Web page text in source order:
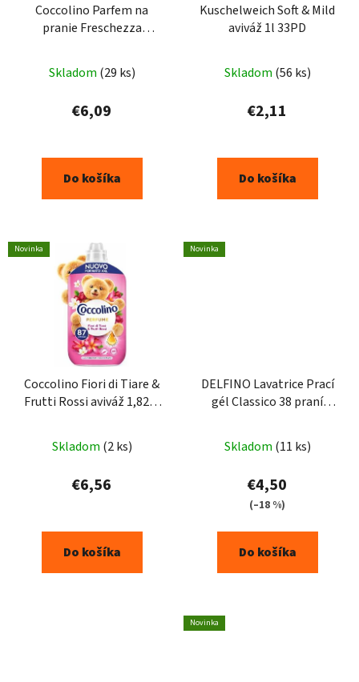
Coccolino Parfem na
pranie Freschezza
Skladom (29 ks)
€6,09
Do košíka
Kuschelweich Soft & Mild
aviváž 1l 33PD
Skladom (56 ks)
€2,11
Do košíka
Novinka
Coccolino Fiori di Tiare &
Frutti Rossi aviváž 1,827l
Skladom (2 ks)
€6,56
Do košíka
Novinka
DELFINO Lavatrice Prací
gél Classico 38 praní
Skladom (11 ks)
€4,50
(–18 %)
Do košíka
Novinka